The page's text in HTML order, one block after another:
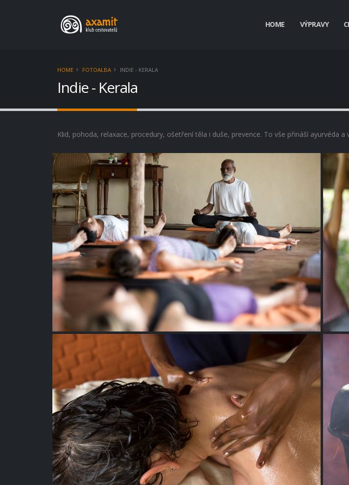
HOME VÝPRAVY
HOME FOTOALBA INDIE - KERALA
Indie - Kerala
Klid, pohoda, relaxace, procedury, ošetření těla i duše, prevence. To vše přináší ayurvéda